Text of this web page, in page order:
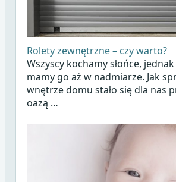
Rolety zewnętrzne – czy warto?
Wszyscy kochamy słońce,
mamy go aż w nadmiarze. Jak
wnętrze domu stało się dla nas
oazą …